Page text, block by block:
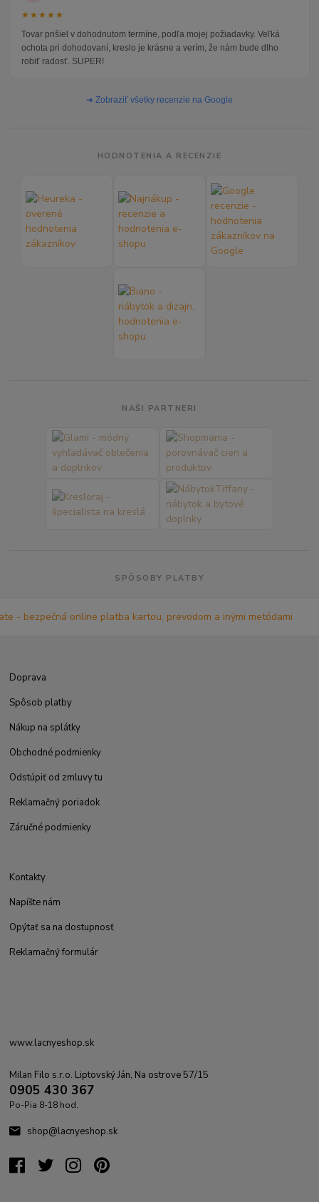
★★★★★
Tovar prišiel v dohodnutom termíne, podľa mojej požiadavky. Veľká
ochota pri dohodovaní, kreslo je krásne a verím, že nám bude dlho
robiť radosť. SUPER!
➜ Zobraziť všetky recenzie na Google
HODNOTENIA A RECENZIE
NAŠI PARTNERI
SPÔSOBY PLATBY
Doprava
Spôsob platby
Nákup na splátky
Obchodné podmienky
Odstúpiť od zmluvy tu
Reklamačný poriadok
Záručné podmienky
Kontakty
Napíšte nám
Opýtať sa na dostupnosť
Reklamačný formulár
www.lacnyeshop.sk
Milan Filo s.r.o. Liptovský Ján, Na ostrove 57/15
0905 430 367
Po-Pia 8-18 hod.
shop@lacnyeshop.sk